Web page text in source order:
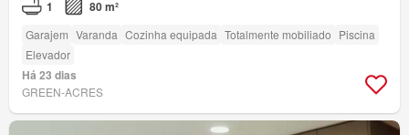
1 80 m²
Garajem Varanda Cozinha equipada Totalmente mobiliado Piscina
Elevador
Há 23 dias
GREEN-ACRES